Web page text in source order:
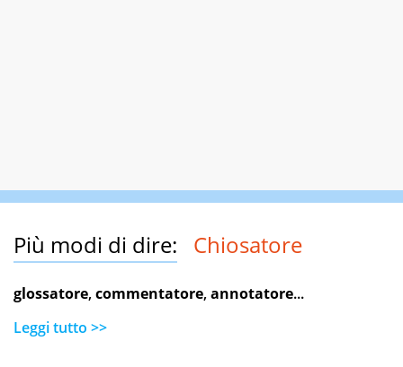
Più modi di dire: Chiosatore
glossatore,commentatore,annotatore...
Leggi tutto >>